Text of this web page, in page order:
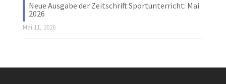
Neue Ausgabe der Zeitschrift Sportunterricht: Mai
2026
Mai 11, 2026